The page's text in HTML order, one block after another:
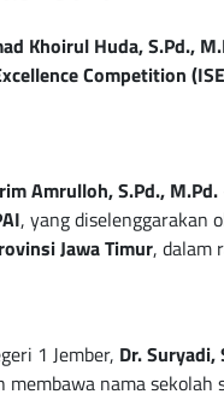
Khoirul Huda, S.Pd.,
Competition
Amrulloh, S.Pd., M.Pd.
, yang diselenggarakan
Jawa Timur, dalam
1 Jember, Dr. Suryadi,
membawa nama sekolah